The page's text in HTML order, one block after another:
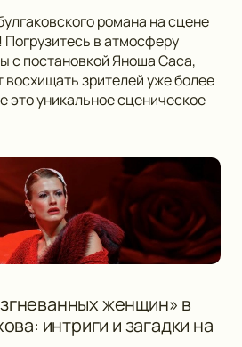
романа на сцене
в атмосферу
с постановкой Яноша Саса,
восхищать зрителей уже более
это уникальное сценическое
женщин» в
интриги и загадки на